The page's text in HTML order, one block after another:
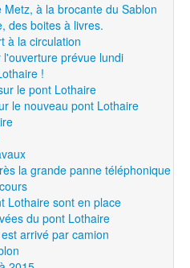
à la brocante du Sablon
des boites à livres.
à la circulation
prévue lundi
!
le pont Lothaire
le nouveau pont Lothaire
la grande panne téléphonique
Lothaire sont en place
du pont Lothaire
arrivé par camion